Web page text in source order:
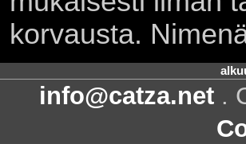
korvausta.
info@catza.net .